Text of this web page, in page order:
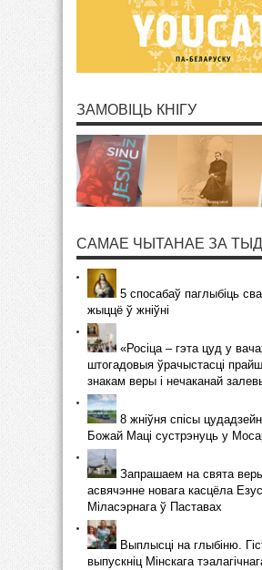
ЗАМОВІЦЬ КНІГУ
САМАЕ ЧЫТАНАЕ ЗА
5 спосабаў паглыбіць
жыццё ў жніўні
«Росіца – гэта цуд у
штогадовыя ўрачыстасці
знакам веры і нечаканай
8 жніўня спісы
Божай Маці сустрэнуць у
Запрашаем на свята
асвячэнне новага касцёла
Міласэрнага ў Паставах
Выплысці на глыбіню.
выпускніц Мінскага